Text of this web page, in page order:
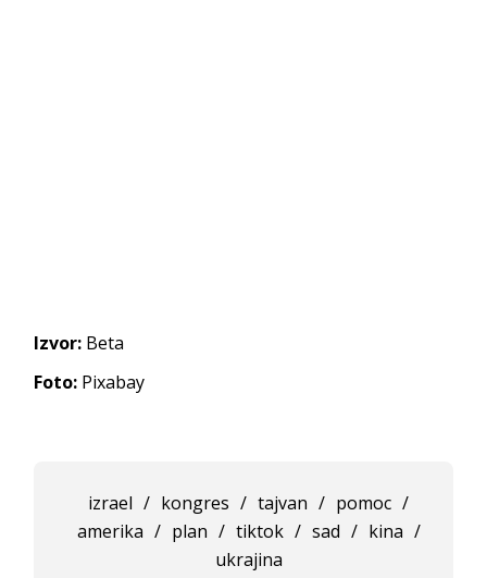
Izvor: Beta
Foto: Pixabay
izrael / kongres / tajvan / pomoc /
amerika / plan / tiktok / sad / kina /
ukrajina